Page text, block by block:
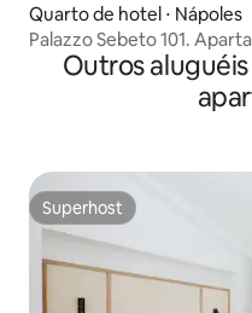
Quarto de hotel ⋅ Nápoles
Palazzo Sebeto 101.
Outros
Superhost
Superhost